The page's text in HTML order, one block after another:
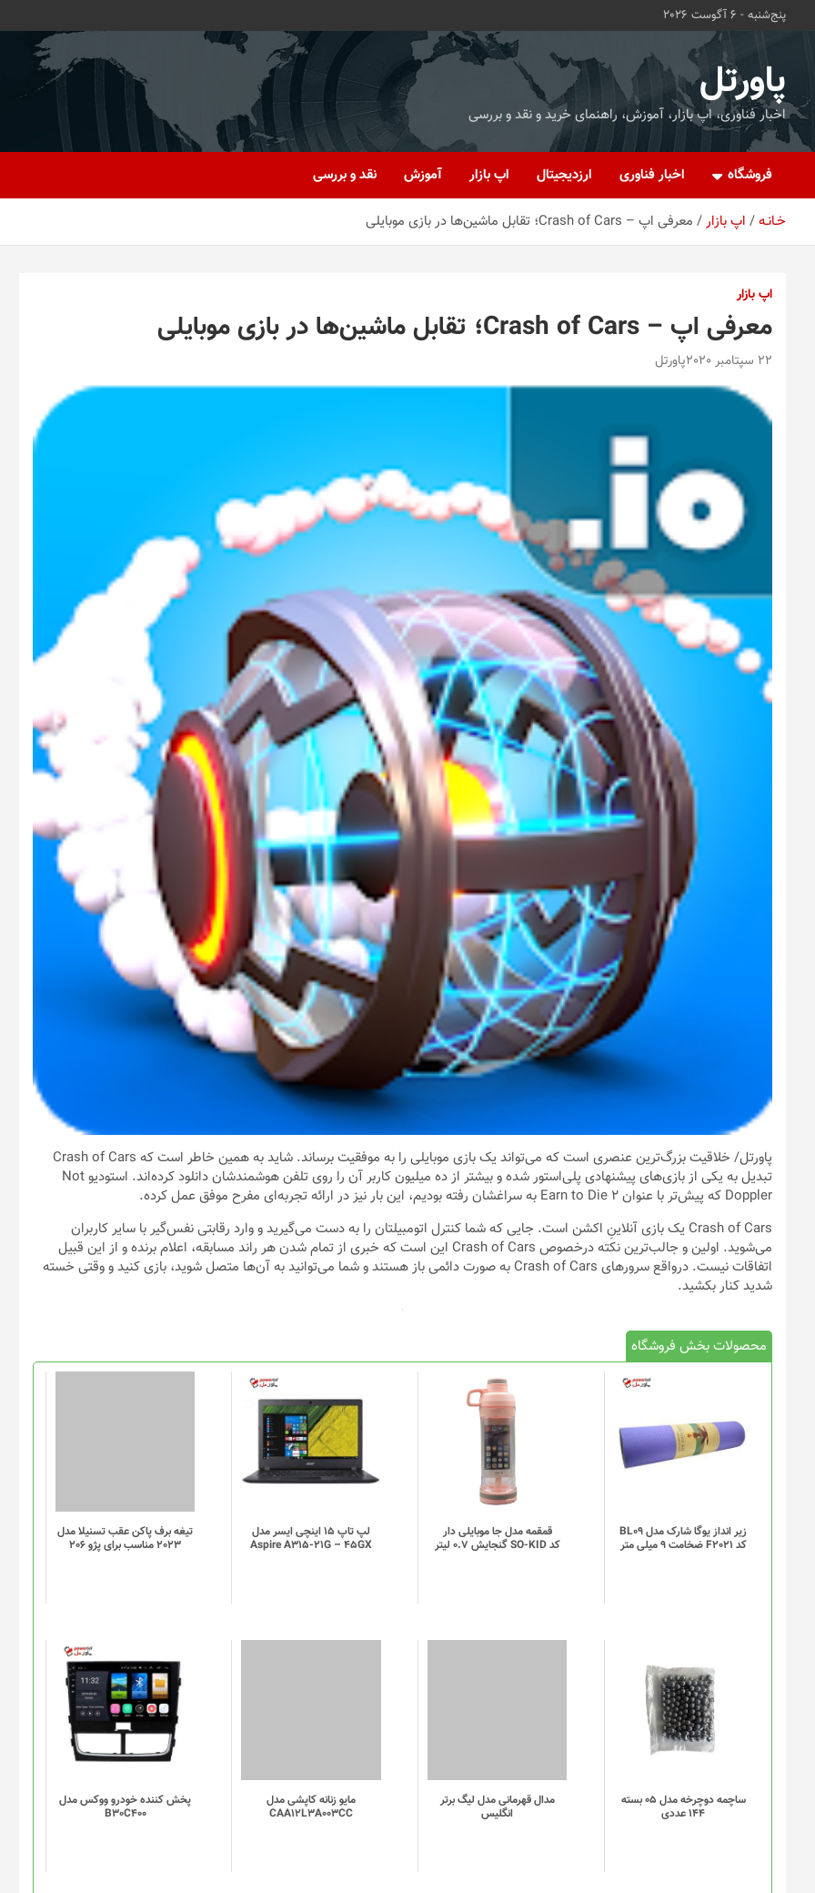
پنج‌شنبه - 6 آگوست 2026
پاورتل
اخبار فناوری، اپ بازار، آموزش، راهنمای خرید و نقد و بررسی
فروشگاه اخبار فناوری ارزدیجیتال اپ بازار آموزش نقد و بررسی
خـانـه اپ بازار معرفی اپ – Crash of Cars؛ تقابل ماشین‌ها در بازی موبایلی
اپ بازار
معرفی اپ – Crash of Cars؛ تقابل ماشین‌ها در بازی موبایلی
22 سپتامبر 2020 پاورتل
پاورتل
/ خلاقیت بزرگ‌ترین عنصری است که می‌تواند یک بازی موبایلی را به موفقیت برساند. شاید به همین خاطر است که Crash of Cars
تبدیل به یکی از بازی‌های پیشنهادی پلی‌استور شده و بیشتر از ده میلیون کاربر آن را روی تلفن هوشمندشان دانلود کرده‌اند. استودیو Not
Doppler که پیش‌تر با عنوان Earn to Die 2 به سراغشان رفته بودیم، این بار نیز در ارائه تجربه‌ای مفرح موفق عمل کرده.
Crash of Cars یک بازی آنلاینِ اکشن است. جایی که شما کنترل اتومبیلتان را به دست می‌گیرید و وارد رقابتی نفس‌گیر با سایر کاربران
می‌شوید. اولین و جالب‌ترین نکته درخصوص Crash of Cars این است که خبری از تمام شدن هر راند مسابقه، اعلام برنده و از این قبیل
اتفاقات نیست. درواقع سرورهای Crash of Cars به صورت دائمی باز هستند و شما می‌توانید به آن‌ها متصل شوید، بازی کنید و وقتی خسته
شدید کنار بکشید.
محصولات بخش فروشگاه
زیر انداز یوگا شارک مدل BL09
کد F2021 ضخامت 9 میلی متر
قمقمه مدل جا موبایلی دار
کد SO-KID گنجایش 0.7 لیتر
این
محصول
دارای
انواع
مختلفی
می
گزینه
ها
محصول
لپ تاپ 15 اینچی ایسر مدل
Aspire A315-21G – 45GX
تیغه برف پاکن عقب تسنیلا مدل
2023 مناسب برای پژو 206
ساچمه دوچرخه مدل 05 بسته
144 عددی
این
محصول
دارای
انواع
مختلفی
گزینه
ها
مدال قهرمانی مدل لیگ برتر
انگلیس
باشد.
گزینه
ها
مایو زنانه کاپشی مدل
CAA12L3A003CC
باشد.
گزینه
ها
پخش کننده خودرو ووکس مدل
B30C400